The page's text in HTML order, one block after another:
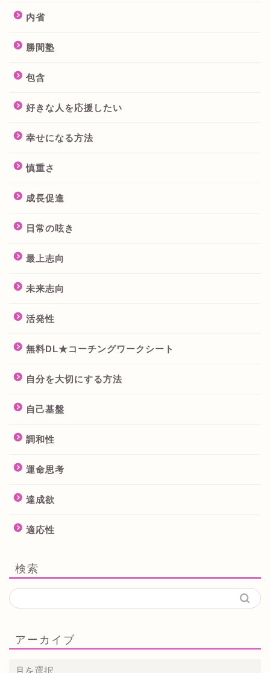
内省
勝間塾
包含
好きな人を応援したい
幸せになる方法
慎重さ
成長促進
日常の呟き
最上志向
未来志向
活発性
無料DL★コーチングワークシート
自分を大切にする方法
自己基盤
調和性
運命思考
達成欲
適応性
検索
アーカイブ